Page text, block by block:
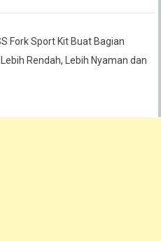
Fork Sport Kit Buat Bagian
Rendah, Lebih Nyaman dan